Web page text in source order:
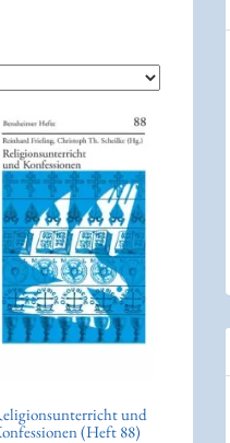
und
(Heft 88)